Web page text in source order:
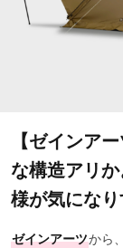
【ゼインア
な構造アリ
様が気にな
ゼインアーツから